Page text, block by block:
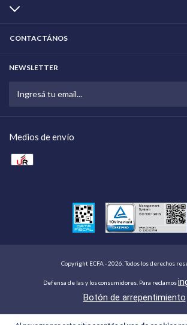
CONTACTÁNOS
NEWSLETTER
Medios de envío
Copyright ECFA - 2026. Todos los derechos
Defensa de las y los consumidores. Para reclamos
Botón de arrepentimiento